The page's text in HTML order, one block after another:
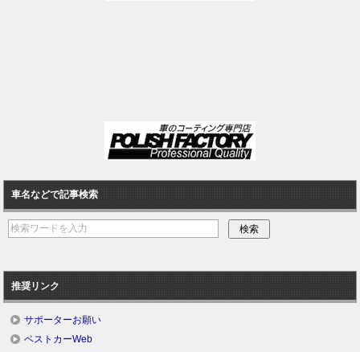
車名などで記事検索
推奨リンク
サポーターお願い
ベストカーWeb